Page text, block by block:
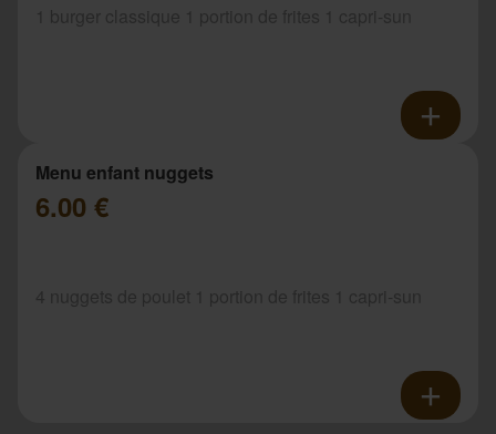
Menu enfant nuggets
6.00 €